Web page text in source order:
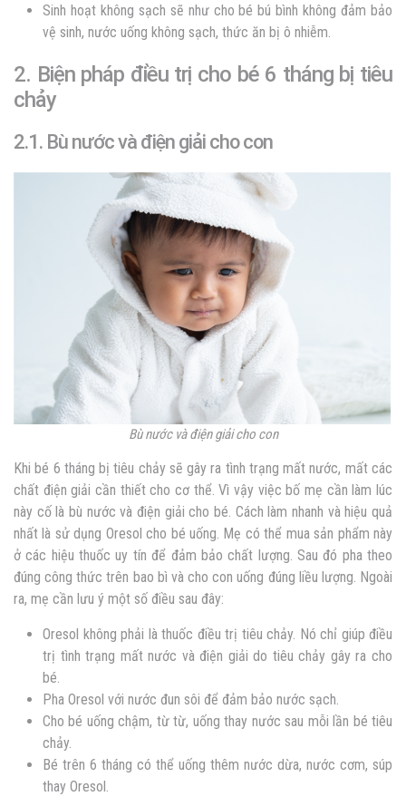
Sinh hoạt không sạch sẽ như cho bé bú bình không đảm bảo
vệ sinh, nước uống không sạch, thức ăn bị ô nhiễm.
2. Biện pháp điều trị cho bé 6 tháng bị tiêu
chảy
2.1. Bù nước và điện giải cho con
Bù nước và điện giải cho con
Khi bé 6 tháng bị tiêu chảy sẽ gây ra tình trạng mất nước, mất các
chất điện giải cần thiết cho cơ thể. Vì vậy việc bố mẹ cần làm lúc
này cố là bù nước và điện giải cho bé. Cách làm nhanh và hiệu quả
nhất là sử dụng Oresol cho bé uống. Mẹ có thể mua sản phẩm này
ở các hiệu thuốc uy tín để đảm bảo chất lượng. Sau đó pha theo
đúng công thức trên bao bì và cho con uống đúng liều lượng. Ngoài
ra, mẹ cần lưu ý một số điều sau đây:
Oresol không phải là thuốc điều trị tiêu chảy. Nó chỉ giúp điều
trị tình trạng mất nước và điện giải do tiêu chảy gây ra cho
bé.
Pha Oresol với nước đun sôi để đảm bảo nước sạch.
Cho bé uống chậm, từ từ, uống thay nước sau mỗi lần bé tiêu
chảy.
Bé trên 6 tháng có thể uống thêm nước dừa, nước cơm, súp
thay Oresol.